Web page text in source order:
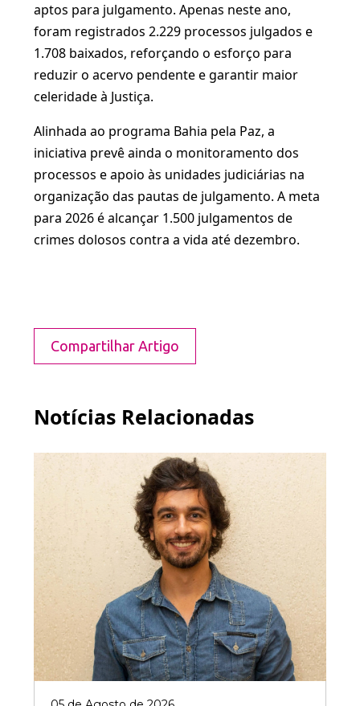
aptos para julgamento. Apenas neste ano,
foram registrados 2.229 processos julgados e
1.708 baixados, reforçando o esforço para
reduzir o acervo pendente e garantir maior
celeridade à Justiça.
Alinhada ao programa Bahia pela Paz, a
iniciativa prevê ainda o monitoramento dos
processos e apoio às unidades judiciárias na
organização das pautas de julgamento. A meta
para 2026 é alcançar 1.500 julgamentos de
crimes dolosos contra a vida até dezembro.
Compartilhar Artigo
Notícias Relacionadas